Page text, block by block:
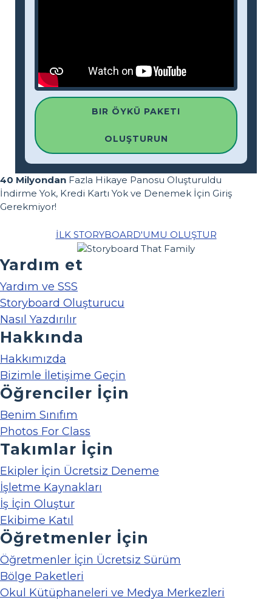
BIR ÖYKÜ PAKETI
OLUŞTURUN
40 Milyondan Fazla Hikaye Panosu Oluşturuldu
İndirme Yok, Kredi Kartı Yok ve Denemek İçin Giriş
Gerekmiyor!
İLK STORYBOARD'UMU OLUŞTUR
Yardım et
Yardım ve SSS
Storyboard Oluşturucu
Nasıl Yazdırılır
Hakkında
Hakkımızda
Bizimle İletişime Geçin
Öğrenciler İçin
Benim Sınıfım
Photos For Class
Takımlar İçin
Ekipler İçin Ücretsiz Deneme
İşletme Kaynakları
İş İçin Oluştur
Ekibime Katıl
Öğretmenler İçin
Öğretmenler İçin Ücretsiz Sürüm
Bölge Paketleri
Okul Kütüphaneleri ve Medya Merkezleri